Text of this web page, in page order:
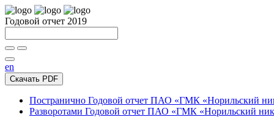
Годовой отчет 2019
en
Скачать PDF
Постранично Годовой отчет ПАО «ГМК «Норильский
Разворотами Годовой отчет ПАО «ГМК «Норильский